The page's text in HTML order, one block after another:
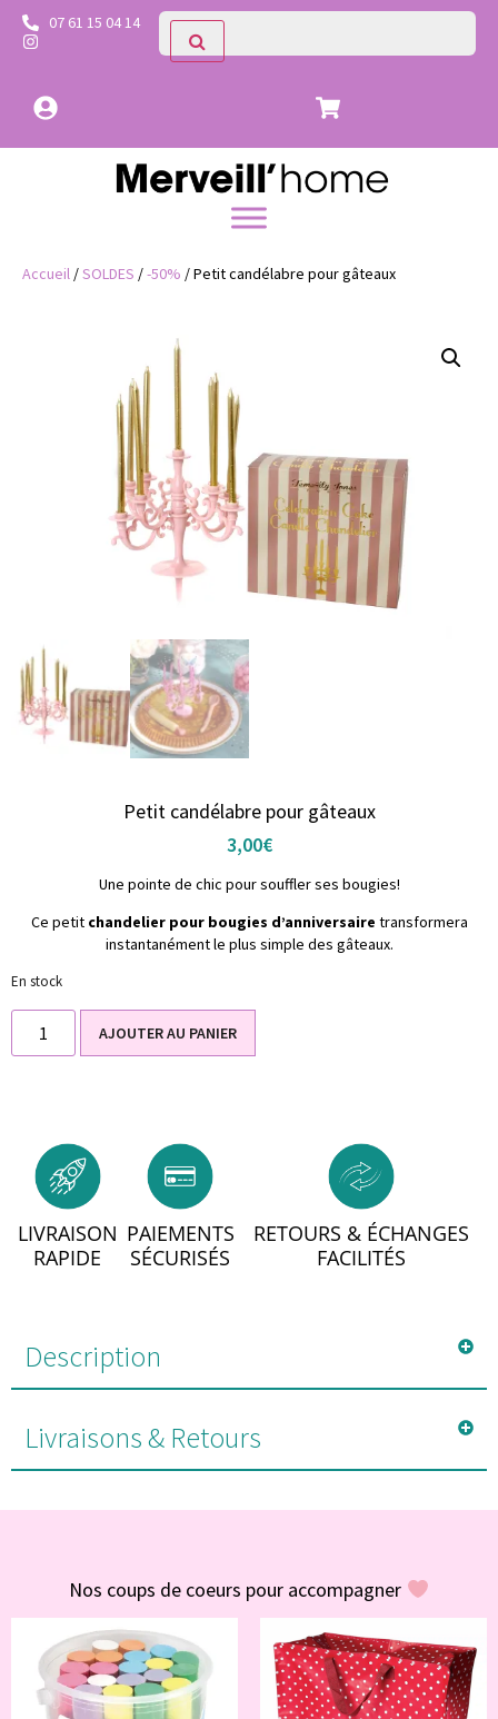
07 61 15 04 14
Accueil /SOLDES /-50% / Petit candélabre pour gâteaux
Petit candélabre pour gâteaux
3,00€
Une pointe de chic pour souffler ses bougies!
Ce petit chandelier pour bougies d’anniversaire transformera
instantanément le plus simple des gâteaux.
En stock
AJOUTER AU PANIER
LIVRAISON
RAPIDE
PAIEMENTS
SÉCURISÉS
RETOURS & ÉCHANGES
FACILITÉS
Description
Livraisons & Retours
Nos coups de coeurs pour accompagner